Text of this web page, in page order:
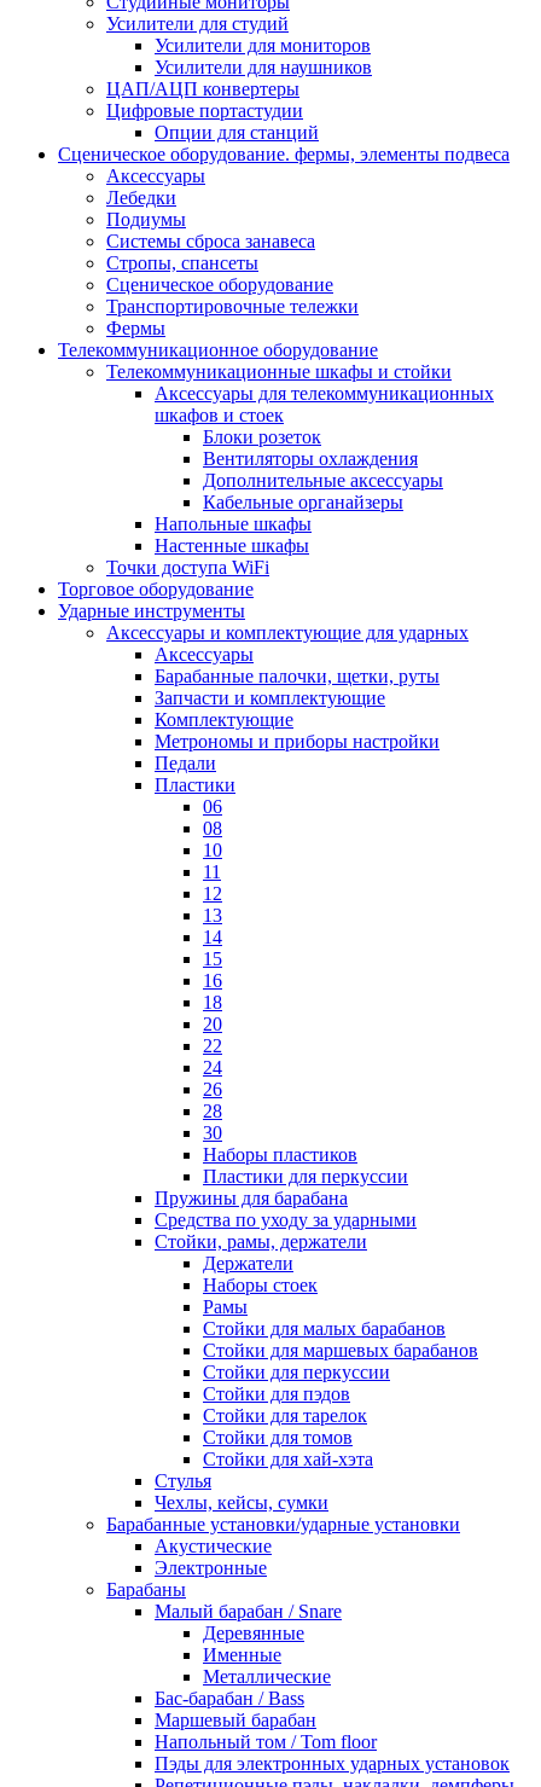
Усилители для студий
Усилители для мониторов
Усилители для наушников
ЦАП/АЦП конвертеры
Цифровые портастудии
Опции для станций
Сценическое оборудование. фермы, элементы подвеса
Аксессуары
Лебедки
Подиумы
Системы сброса занавеса
Стропы, спансеты
Сценическое оборудование
Транспортировочные тележки
Фермы
Телекоммуникационное оборудование
Телекоммуникационные шкафы и стойки
Аксессуары для телекоммуникационных
шкафов и стоек
Блоки розеток
Вентиляторы охлаждения
Дополнительные аксессуары
Кабельные органайзеры
Напольные шкафы
Настенные шкафы
Точки доступа WiFi
Торговое оборудование
Ударные инструменты
Аксессуары и комплектующие для ударных
Аксессуары
Барабанные палочки, щетки, руты
Запчасти и комплектующие
Комплектующие
Метрономы и приборы настройки
Педали
Пластики
06
08
10
11
12
13
14
15
16
18
20
22
24
26
28
30
Наборы пластиков
Пластики для перкуссии
Пружины для барабана
Средства по уходу за ударными
Стойки, рамы, держатели
Держатели
Наборы стоек
Рамы
Стойки для малых барабанов
Стойки для маршевых барабанов
Стойки для перкуссии
Стойки для пэдов
Стойки для тарелок
Стойки для томов
Стойки для хай-хэта
Стулья
Чехлы, кейсы, сумки
Барабанные установки/ударные установки
Акустические
Электронные
Барабаны
Mалый барабан / Snare
Деревянные
Именные
Металлические
Бас-барабан / Bass
Маршевый барабан
Напольный том / Tom floor
Пэды для электронных ударных установок